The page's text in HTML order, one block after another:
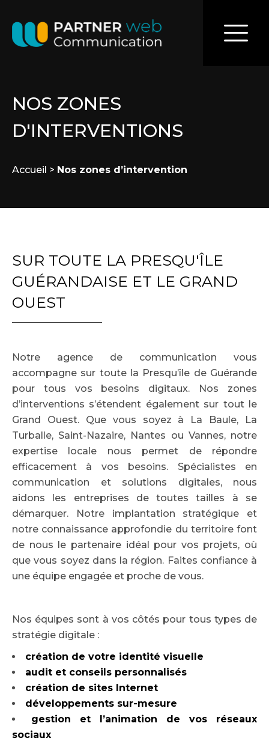
NOS ZONES
D'INTERVENTIONS
Accueil > Nos zones d’intervention
SUR TOUTE LA PRESQU'ÎLE
GUÉRANDAISE ET LE GRAND
OUEST
Notre agence de communication vous
accompagne sur toute la Presqu’île de Guérande
pour tous vos besoins digitaux. Nos zones
d’interventions s’étendent également sur tout le
Grand Ouest. Que vous soyez à La Baule, La
Turballe, Saint-Nazaire, Nantes ou Vannes, notre
expertise locale nous permet de répondre
efficacement à vos besoins. Spécialistes en
communication et solutions digitales, nous
aidons les entreprises de toutes tailles à se
démarquer. Notre implantation stratégique et
notre connaissance approfondie du territoire font
de nous le partenaire idéal pour vos projets, où
que vous soyez dans la région. Faites confiance à
une équipe engagée et proche de vous.
Nos équipes sont à vos côtés pour tous types de
stratégie digitale :
création de votre identité visuelle
audit et conseils personnalisés
création de sites Internet
développements sur-mesure
gestion et l’animation de vos réseaux
sociaux